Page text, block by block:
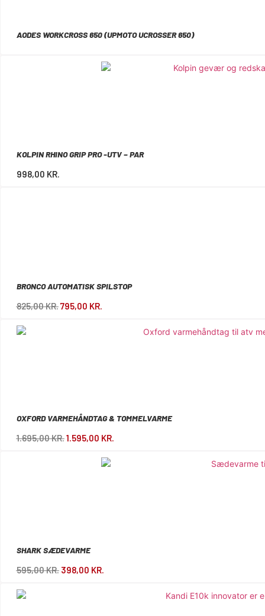
AODES WORKCROSS 650 (UPMOTO UCROSSER 650)
KOLPIN RHINO GRIP PRO -UTV – PAR
998,00 KR.
BRONCO AUTOMATISK SPILSTOP
825,00KR.795,00 KR.
OXFORD VARMEHÅNDTAG & TOMMELVARME
1.695,00KR.1.595,00 KR.
SHARK SÆDEVARME
595,00KR. 398,00 KR.